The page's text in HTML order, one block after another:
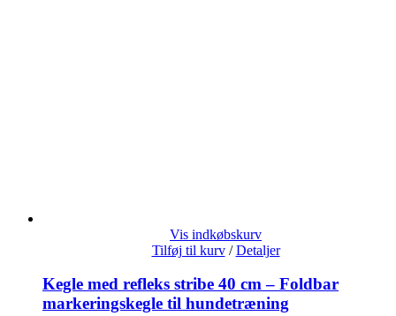
Vis indkøbskurv
Tilføj til kurv / Detaljer
Kegle med refleks stribe 40 cm – Foldbar
markeringskegle til hundetræning